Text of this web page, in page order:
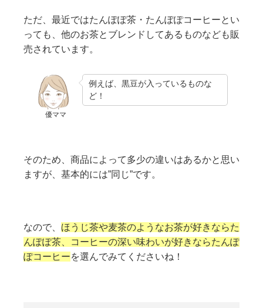
ただ、最近ではたんぽぽ茶・たんぽぽコーヒーとい
っても、他のお茶とブレンドしてあるものなども販
売されています。
優ママ
例えば、黒豆が入っているものな
ど！
そのため、商品によって多少の違いはあるかと思い
ますが、基本的には”同じ”です。
なので、 ほうじ茶や麦茶のようなお茶が好きならた
んぽぽ茶、コーヒーの深い味わいが好きならたんぽ
ぽコーヒーを選んでみてくださいね！